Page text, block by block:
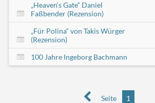
„Heaven‘s Gate“ Daniel
Faßbender (Rezension)
„Für Polina“ von Takis Würger
(Rezension)
100 Jahre Ingeborg Bachmann
Seite 1